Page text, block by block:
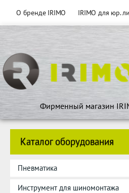
О бренде IRIMO IRIMO для юр.
Фирменный магазин
Каталог оборудования
Пневматика
Инструмент для шиномонтажа